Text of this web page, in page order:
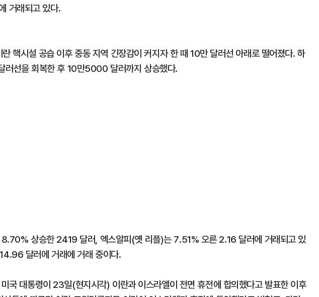
거래되고 있다.
핵시설 공습 이후 중동 지역 긴장감이 커지자 한 때 10만 달러선 아래로 떨어졌다. 하
러선을 회복한 후 10만5000 달러까지 상승했다.
8.70% 상승한 2419 달러, 엑스알피(옛 리플)는 7.51% 오른 2.16 달러에 거래되고 있
달러에 거래에 거래 중이다.
국 대통령이 23일(현지시각) 이란과 이스라엘이 전면 휴전에 합의했다고 발표한 이후